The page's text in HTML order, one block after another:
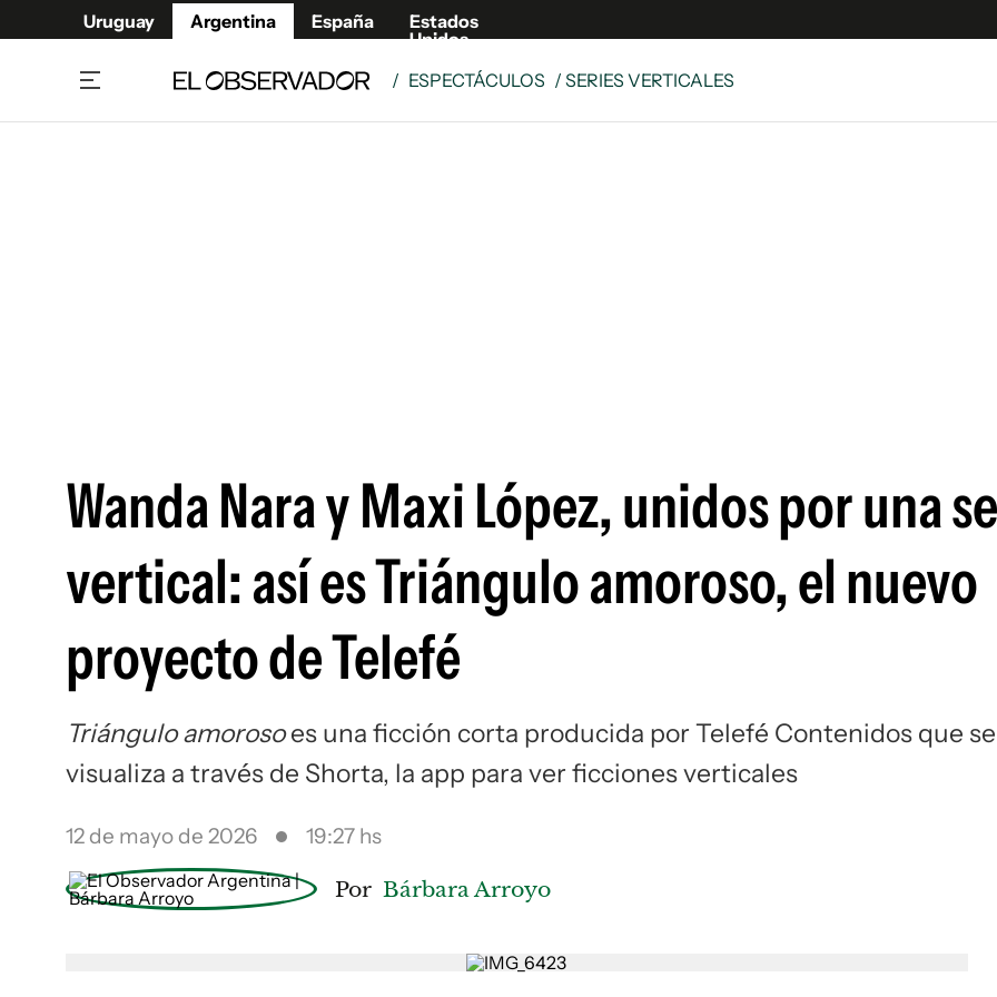
Uruguay Argentina España
Estados
Unidos
/ ESPECTÁCULOS / SERIES VERTICALES
Wanda Nara y Maxi López, unidos por una
vertical: así es Triángulo amoroso, el nuevo
proyecto de Telefé
Triángulo amorosoes una ficción corta producida por Telefé Contenidos que se
visualiza a través de Shorta, la app para ver ficciones verticales
12 de mayo de 2026 19:27 hs
Por Bárbara Arroyo